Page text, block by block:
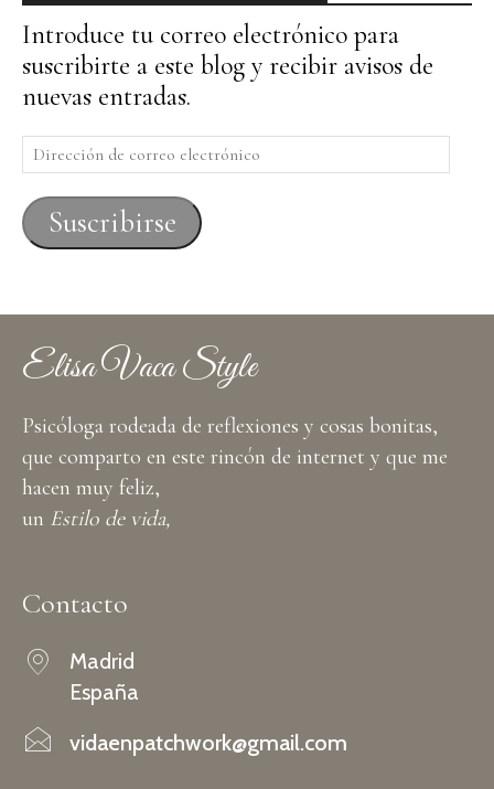
Introduce tu correo electrónico para
suscribirte a este blog y recibir avisos de
nuevas entradas.
Dirección
de
correo
electrónico
Suscribirse
Elisa Vaca Style
Psicóloga rodeada de reflexiones y cosas bonitas,
que comparto en este rincón de internet y que me
hacen muy feliz,
un Estilo de vida,
Contacto
Madrid
España
vidaenpatchwork@gmail.com